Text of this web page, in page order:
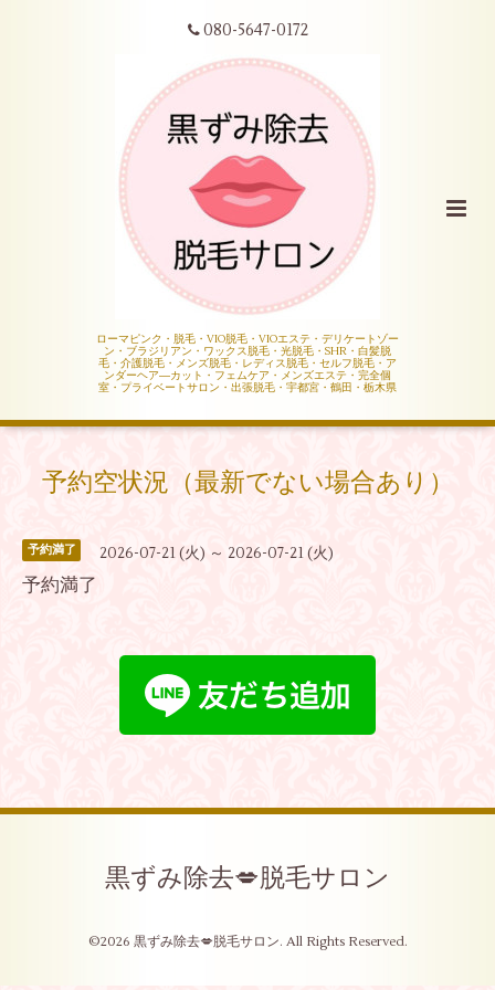
080-5647-0172
ローマピンク・脱毛・VIO脱毛・VIOエステ・デリケートゾー
ン・ブラジリアン・ワックス脱毛・光脱毛・SHR・白髪脱
毛・介護脱毛・メンズ脱毛・レディス脱毛・セルフ脱毛・ア
ンダーヘア―カット・フェムケア・メンズエステ・完全個
室・プライベートサロン・出張脱毛・宇都宮・鶴田・栃木県
予約空状況（最新でない場合あり）
予約満了 2026-07-21 (火) ～ 2026-07-21 (火)
予約満了
黒ずみ除去💋脱毛サロン
©2026 黒ずみ除去💋脱毛サロン. All Rights Reserved.